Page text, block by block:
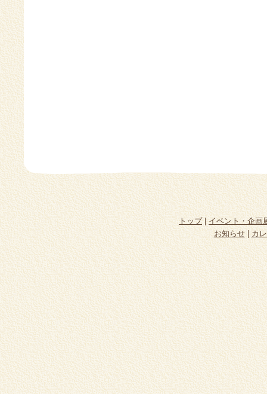
トップ|イベント・企画
お知らせ| カ